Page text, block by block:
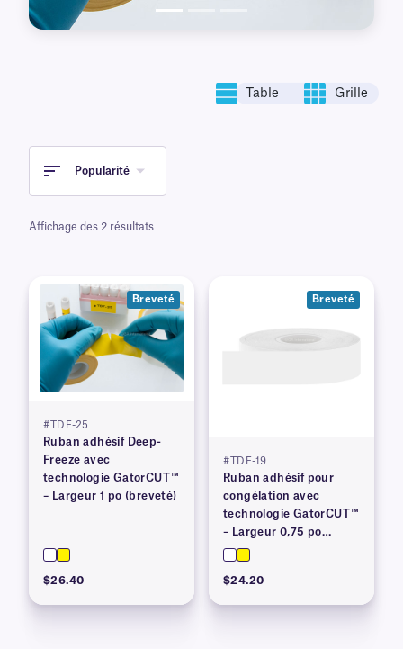
Table Grille
Popularité
Affichage des 2 résultats
Breveté
#TDF-25
Ruban adhésif Deep-
Freeze avec
technologie GatorCUT™
– Largeur 1 po (breveté)
$26.40
Breveté
#TDF-19
Ruban adhésif pour
congélation avec
technologie GatorCUT™
– Largeur 0,75 po
(breveté)
$24.20